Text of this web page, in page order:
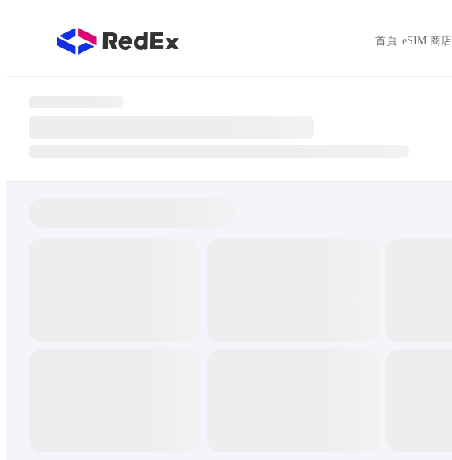
首頁 eSIM 商店